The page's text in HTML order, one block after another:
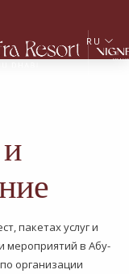
RU
пакетах услуг и
мероприятий в Абу-
организации